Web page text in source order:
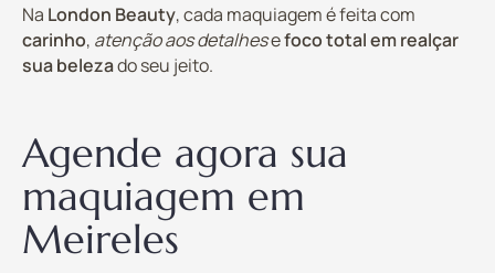
Na London Beauty, cada maquiagem é feita com
carinho, atenção aos detalhesefoco total em realçar
sua belezado seu jeito.
Agende agora sua
maquiagem em
Meireles